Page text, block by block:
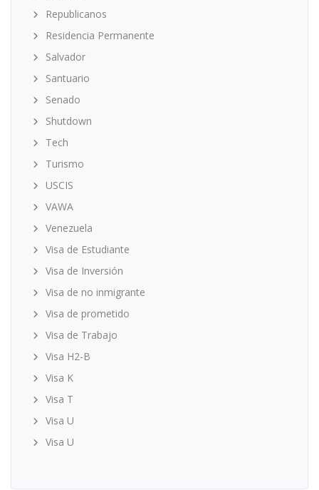
Republicanos
Residencia Permanente
Salvador
Santuario
Senado
Shutdown
Tech
Turismo
USCIS
VAWA
Venezuela
Visa de Estudiante
Visa de Inversión
Visa de no inmigrante
Visa de prometido
Visa de Trabajo
Visa H2-B
Visa K
Visa T
Visa U
Visa U